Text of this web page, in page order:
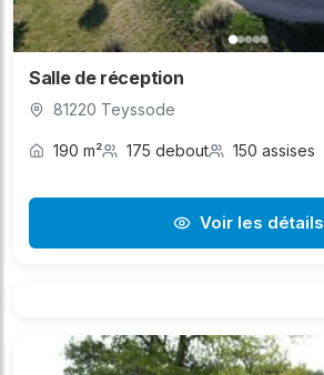
Salle de réception
81220 Teyssode
190 m² 175 debout 150 assises
Voir les détails